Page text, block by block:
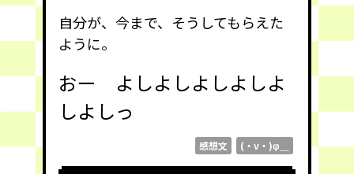
自分が、今まで、そうしてもらえた
ように。
おー よしよしよしよしよ
しよしっ
感想文 (・v・)φ＿